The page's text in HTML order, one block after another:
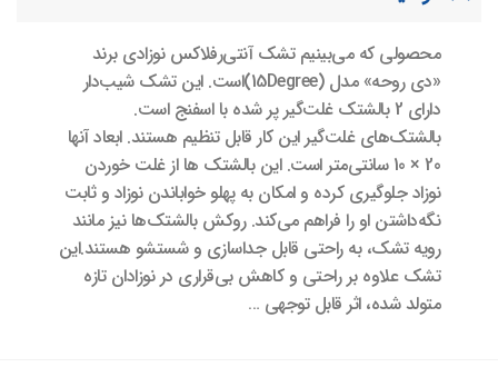
محصولی که می‌بینیم تشک آنتی‌رفلاکس نوزادی برند
«دی روحه» مدل (15Degree)است. این تشک شیب‌دار
دارای 2 بالشتک غلت‌گیر پر شده با اسفنج است.
بالشتک‌های غلت‌گیر این کار قابل تنظیم هستند. ابعاد آنها
20 × 10 سانتی‌متر است. این بالشتک ها از غلت خوردن
نوزاد جلوگیری کرده و امکان به پهلو خواباندن نوزاد و ثابت
نگه‌داشتن او را فراهم می‌کند. روکش بالشتک‌ها نیز مانند
رویه تشک، به راحتی قابل جداسازی و شستشو هستند.این
تشک علاوه بر راحتی و کاهش بی‌قراری در نوزادان تازه
متولد شده، اثر قابل توجهی …